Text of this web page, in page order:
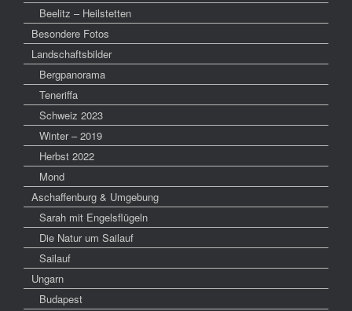
Beelitz – Heilstetten
Besondere Fotos
Landschaftsbilder
Bergpanorama
Teneriffa
Schweiz 2023
Winter – 2019
Herbst 2022
Mond
Aschaffenburg & Umgebung
Sarah mit Engelsflügeln
Die Natur um Sailauf
Sailauf
Ungarn
Budapest